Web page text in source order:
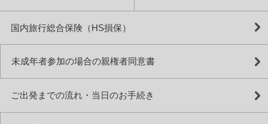
国内旅行総合保険（HS損保）
未成年者参加の場合の親権者同意書
ご出発までの流れ・当日のお手続き